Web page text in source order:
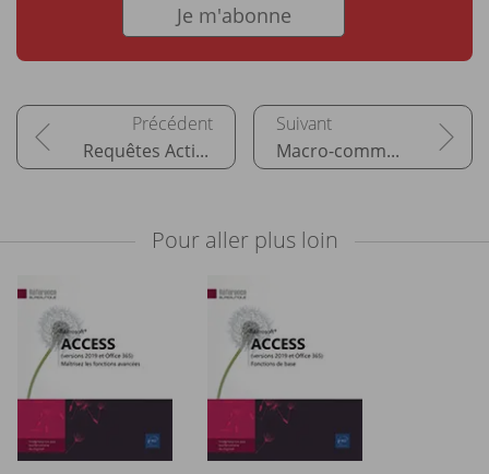
Je m'abonne
Requêtes Action Macro-commandes
Pour aller plus loin